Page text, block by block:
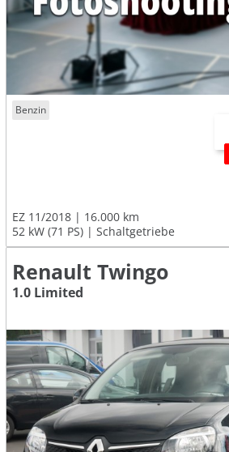
Benzin
EZ 11/2018
16.000 km
52 kW (71 PS)
Schaltgetriebe
Renault Twingo
1.0 Limited